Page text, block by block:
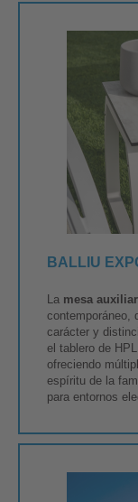
BALLIU
La mesa
contemporáneo,
carácter y
el tablero de
ofreciendo
espíritu de la
para entornos